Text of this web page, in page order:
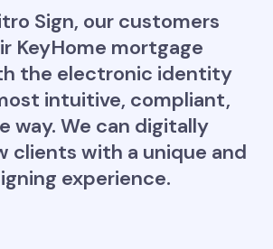
Sign, our customers
KeyHome mortgage
the electronic identity
intuitive, compliant,
way. We can digitally
clients with a unique and
experience.